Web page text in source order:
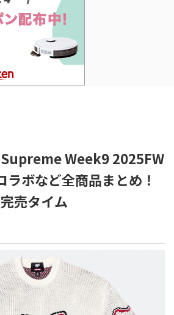
Supreme Week9 2025FW
ラボなど全商品まとめ！
売タイム